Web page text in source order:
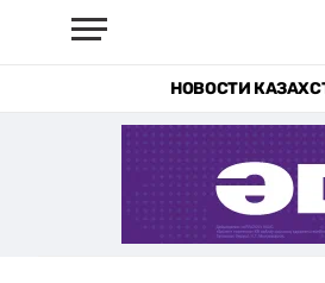
НОВОСТИ